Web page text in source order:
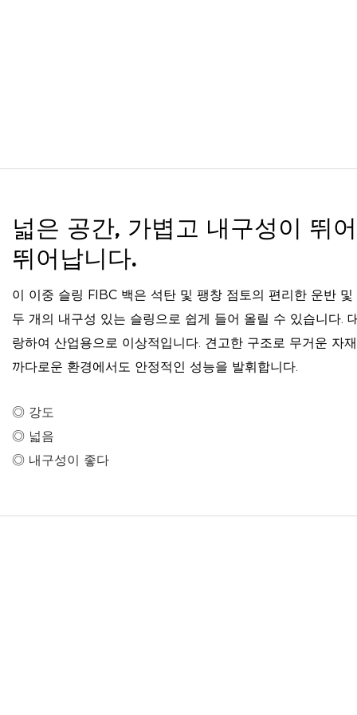
넓은 공간, 가볍고 내구성이 뛰
뛰어납니다.
이 이중 슬링 FIBC 백은 석탄 및 팽창 점토의 편리한 운반
두 개의 내구성 있는 슬링으로 쉽게 들어 올릴 수 있습니다.
랑하여 산업용으로 이상적입니다. 견고한 구조로 무거운 자
까다로운 환경에서도 안정적인 성능을 발휘합니다.
◎ 강도
◎ 넓음
◎ 내구성이 좋다